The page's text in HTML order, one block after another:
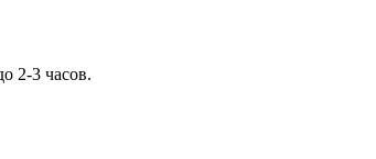
2-3 часов.